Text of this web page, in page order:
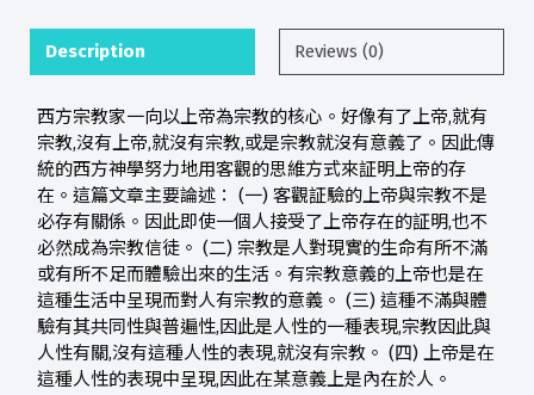
Description Reviews (0)
西方宗教家一向以上帝為宗教的核心。好像有了上帝,就有
宗教,沒有上帝,就沒有宗教,或是宗教就沒有意義了。因此傳
統的西方神學努力地用客觀的思維方式來証明上帝的存
在。這篇文章主要論述： (一) 客觀証驗的上帝與宗教不是
必存有關係。因此即使一個人接受了上帝存在的証明,也不
必然成為宗教信徒。 (二) 宗教是人對現實的生命有所不滿
或有所不足而體驗出來的生活。有宗教意義的上帝也是在
這種生活中呈現而對人有宗教的意義。 (三) 這種不滿與體
驗有其共同性與普遍性,因此是人性的一種表現,宗教因此與
人性有關,沒有這種人性的表現,就沒有宗教。 (四) 上帝是在
這種人性的表現中呈現,因此在某意義上是內在於人。